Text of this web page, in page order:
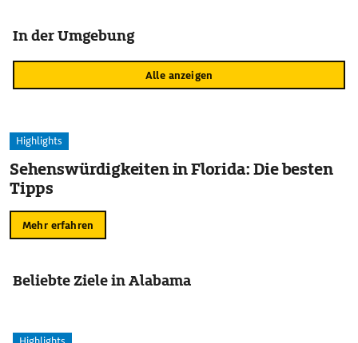
In der Umgebung
Alle anzeigen
Highlights
Sehenswürdigkeiten in Florida: Die besten
Tipps
Mehr erfahren
Beliebte Ziele in Alabama